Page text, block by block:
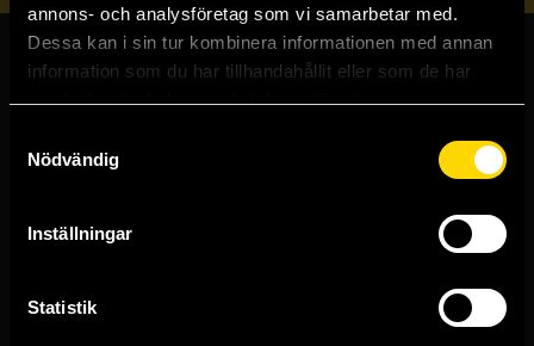
annons- och analysföretag som vi samarbetar med.
Dessa kan i sin tur kombinera informationen med annan
information som du har tillhandahållit eller som de har
samlat in när du har använt deras tjänster.
Nödvändig
Inställningar
Statistik
Butiker & kundtjänst
Västerlånggatan 48
Göteborgsbutiken